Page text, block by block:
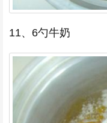
11、6勺牛奶